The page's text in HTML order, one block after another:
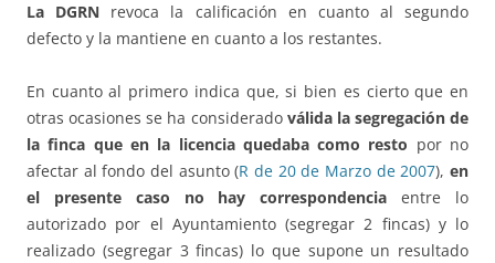
La DGRN revoca la calificación en cuanto al segundo
defecto y la mantiene en cuanto a los restantes.
En cuanto al primero indica que, si bien es cierto que en
otras ocasiones se ha considerado válida la segregación de
la finca que en la licencia quedaba como resto por no
afectar al fondo del asunto (R de 20 de Marzo de 2007),en
el presente caso no hay correspondencia entre lo
autorizado por el Ayuntamiento (segregar 2 fincas) y lo
realizado (segregar 3 fincas) lo que supone un resultado